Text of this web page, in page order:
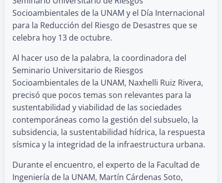
Socioambientales de la UNAM y el Día Internacional
para la Reducción del Riesgo de Desastres que se
celebra hoy 13 de octubre.
Al hacer uso de la palabra, la coordinadora del
Seminario Universitario de Riesgos
Socioambientales de la UNAM, Naxhelli Ruiz Rivera,
precisó que pocos temas son relevantes para la
sustentabilidad y viabilidad de las sociedades
contemporáneas como la gestión del subsuelo, la
subsidencia, la sustentabilidad hídrica, la respuesta
sísmica y la integridad de la infraestructura urbana.
Durante el encuentro, el experto de la Facultad de
Ingeniería de la UNAM, Martín Cárdenas Soto,